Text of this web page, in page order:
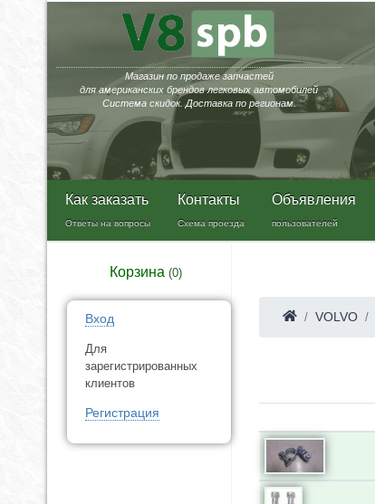
Магазин по продаже запчастей
для американских брендов легковых автомобилей
Система скидок. Доставка по регионам.
Как заказать
Ответы на вопросы
Контакты
Схема проезда
Объявления
пользователей
Корзина (0)
Вход
Для
зарегистрированных
клиентов
Регистрация
VOLVO